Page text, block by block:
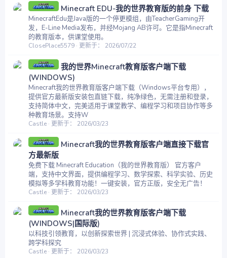
Minecraft EDU-我的世界教育版的前身 下载
MinecraftEdu是Java版的一个停更模组，由TeacherGaming开
发，E-Line Media发布，并经Mojang AB许可。它是指Minecraft
的教育版本，供课堂使用。
ClosePlace5579 更新于： 2026/07/22
我的世界Minecraft教育版客户端下载
(WINDOWS)
Minecraft我的世界教育版客户端下载（Windows平台专用），
提供官方最新版安装包直链下载，纯净绿色，无需注册和登录，
支持简体中文，完美适用于课堂教学、编程学习和项目协作等多
种教育场景。支持W
Castle 更新于： 2026/03/23
Minecraft我的世界教育版客户端直接下载官
方最新版
免费下载 Minecraft Education（我的世界教育版） 官方客户
端，支持中文界面，提供编程学习、数学探索、科学实验、历史
模拟等多学科教育功能！一键安装，官方正版，安全无广告！
Castle 更新于： 2026/03/23
Minecraft我的世界教育版客户端下载
(WINDOWS|国际版)
以科技引领教育，以创新探索世界 | 沉浸式体验、协作式实践、
跨学科探究
Castle 更新于： 2026/03/23